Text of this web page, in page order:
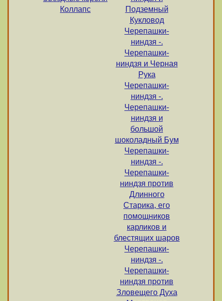
Коллапс
Подземный
Кукловод
Черепашки-
ниндзя -.
Черепашки-
ниндзя и Черная
Рука
Черепашки-
ниндзя -.
Черепашки-
ниндзя и
большой
шоколадный Бум
Черепашки-
ниндзя -.
Черепашки-
ниндзя против
Длинного
Старика, его
помощников
карликов и
блестящих шаров
Черепашки-
ниндзя -.
Черепашки-
ниндзя против
Зловещего Духа